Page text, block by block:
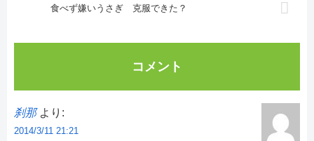
食べず嫌いうさぎ 克服できた？
コメント
刹那 より:
2014/3/11 21:21